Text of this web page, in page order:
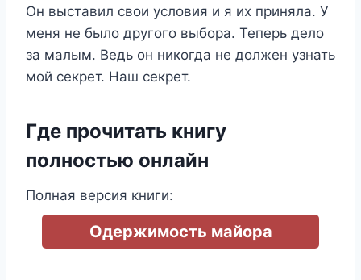
Он выставил свои условия и я их приняла. У
меня не было другого выбора. Теперь дело
за малым. Ведь он никогда не должен узнать
мой секрет. Наш секрет.
Где прочитать книгу
полностью онлайн
Полная версия книги:
Одержимость майора